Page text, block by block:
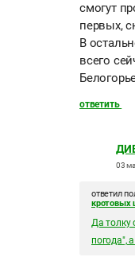
смогут
первых,
В
всего
ответить
03
ответил
кротовых
Да толку
погода",